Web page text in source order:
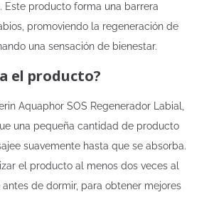
Este producto forma una barrera
promoviendo la regeneración de
una sensación de bienestar.
el producto?
Aquaphor SOS Regenerador Labial,
una pequeña cantidad de producto
suavemente hasta que se absorba.
el producto al menos dos veces al
de dormir, para obtener mejores